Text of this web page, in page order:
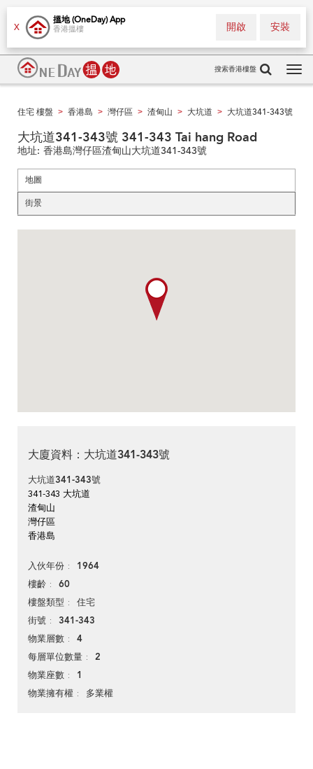
X
搵地 (OneDay) App
香港搵樓 安裝
開啟
搜索香港樓盤
住宅 樓盤 > 香港島 > 灣仔區 > 渣甸山 > 大坑道 > 大坑道341-343號
大坑道341-343號 341-343 Tai hang Road
地址: 香港島灣仔區渣甸山大坑道341-343號
地圖
街景
大廈資料：大坑道341-343號
大坑道341-343號
341-343 大坑道
渣甸山
灣仔區
香港島
入伙年份 1964
樓齡 60
樓盤類型 住宅
街號 341-343
物業層數 4
每層單位數量 2
物業座數 1
物業擁有權 多業權